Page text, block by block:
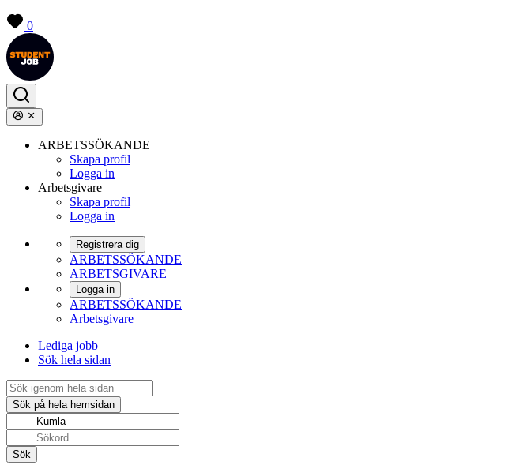
0
ARBETSSÖKANDE
Skapa profil
Logga in
Arbetsgivare
Skapa profil
Logga in
Registrera dig
ARBETSSÖKANDE
ARBETSGIVARE
Logga in
ARBETSSÖKANDE
Arbetsgivare
Lediga jobb
Sök hela sidan